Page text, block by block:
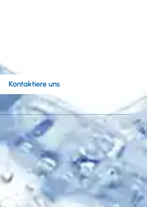
gerne zur Verfügung.
Kontaktiere uns